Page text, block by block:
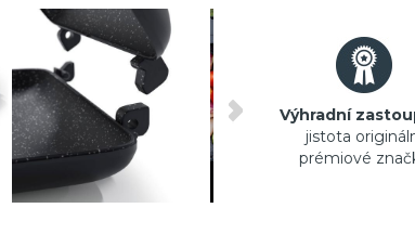
Výhradní
jistota
prémiové